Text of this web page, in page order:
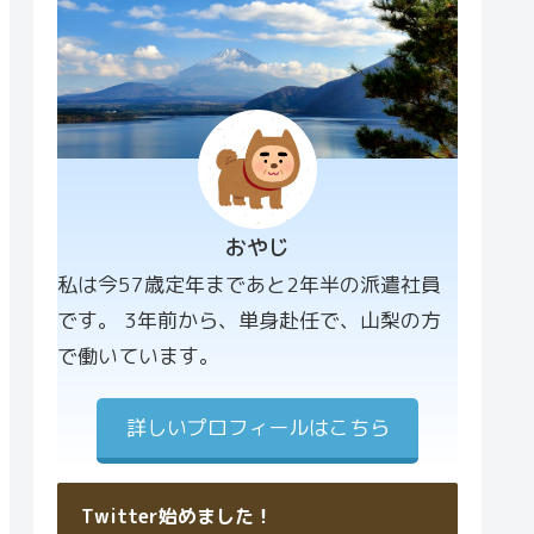
プロフィー
ル画像
おやじ
私は今57歳定年まであと2年半の派遣社員
です。 3年前から、単身赴任で、山梨の方
で働いています。
詳しいプロフィールはこちら
Twitter始めました！